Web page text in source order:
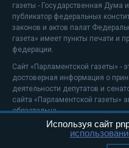
газеты - Государственная
публикатор федеральных
законов и актов палат
газета» имеет пункты печати и
федерации.
Сайт «Парламентской газеты» -
достоверная информация о
деятельности депутатов и
сайта «Парламентской газеты»
обязательна.
На информационном ресурсе
Используя сайт